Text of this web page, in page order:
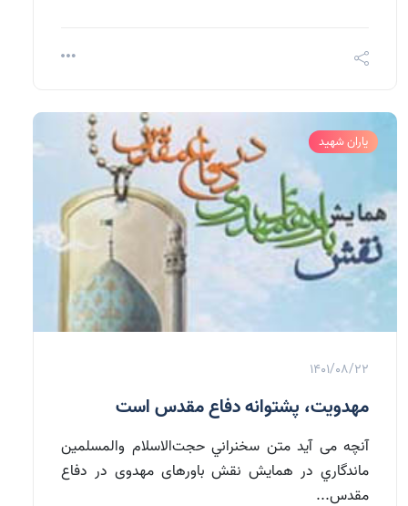
یاران شهید
1401/08/22
مهدويت، پشتوانه دفاع مقدس است
آنچه می آید متن سخنراني حجت‌الاسلام والمسلمين
ماندگاري در همایش نقش باورهای مهدوی در دفاع
مقدس...